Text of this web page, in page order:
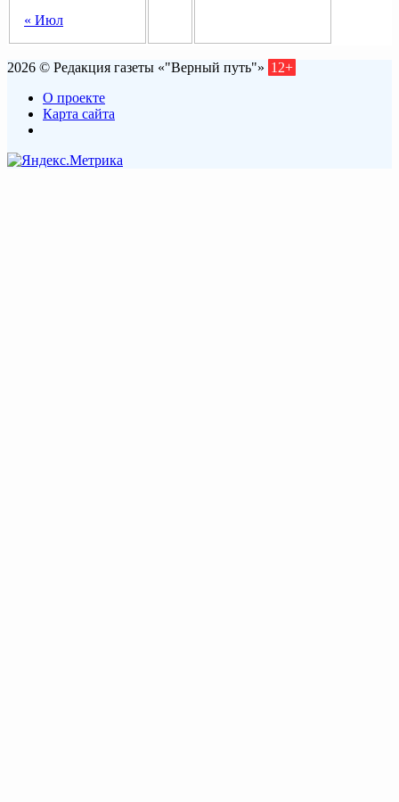
« Июл
2026 © Редакция газеты «"Верный путь"» 12+
О проекте
Карта сайта